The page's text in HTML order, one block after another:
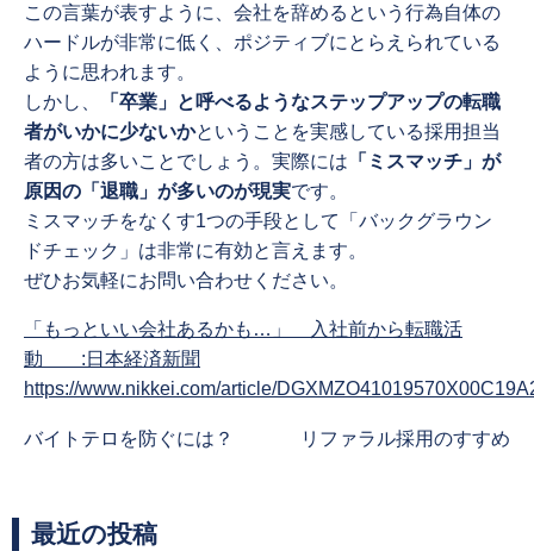
この言葉が表すように、会社を辞めるという行為自体の
ハードルが非常に低く、ポジティブにとらえられている
ように思われます。
しかし、
「卒業」と呼べるようなステップアップの転職
者がいかに少ないかということを実感している採用担当
者の方は多いことでしょう。実際には 「ミスマッチ」が
原因の「退職」が多いのが現実です。
ミスマッチをなくす1つの手段として「バックグラウン
ドチェック」は非常に有効と言えます。
ぜひお気軽にお問い合わせください。
「もっといい会社あるかも…」 入社前から転職活
動 :日本経済新聞
https://www.nikkei.com/article/
Previous
バイトテロを防ぐには？
Next
リファラル採用のすすめ
最近の投稿